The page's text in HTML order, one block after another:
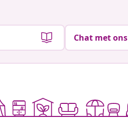
Chat met ons